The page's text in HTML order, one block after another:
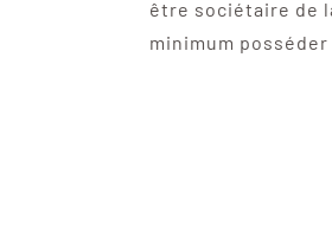
être sociétaire de
minimum posséder